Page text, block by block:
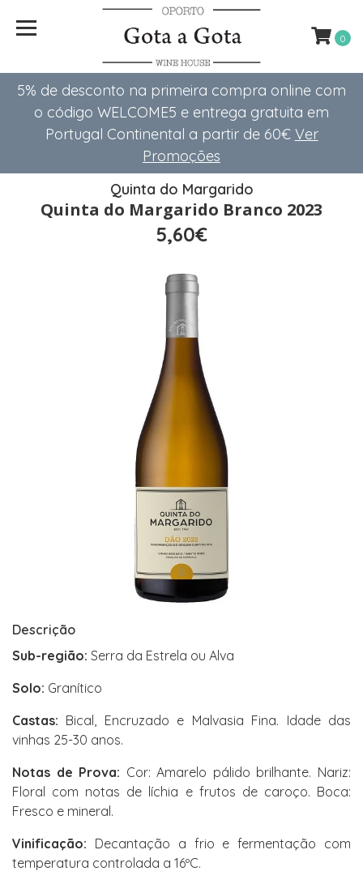
5% de desconto na primeira compra online com
o código WELCOME5 e entrega gratuita em
Portugal Continental a partir de 60€ Ver
Promoções
0
Quinta do Margarido
Quinta do Margarido Branco 2023
5,60€
Descrição
Sub-região: Serra da Estrela ou Alva
Solo: Granítico
Castas: Bical, Encruzado e Malvasia Fina. Idade das
vinhas 25-30 anos.
Notas de Prova: Cor: Amarelo pálido brilhante. Nariz:
Floral com notas de líchia e frutos de caroço. Boca:
Fresco e mineral.
Vinificação: Decantação a frio e fermentação com
temperatura controlada a 16ºC.